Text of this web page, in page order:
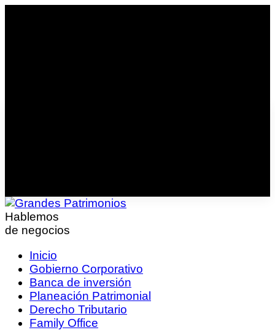
Hablemos
de negocios
Inicio
Gobierno Corporativo
Banca de inversión
Planeación Patrimonial
Derecho Tributario
Family Office